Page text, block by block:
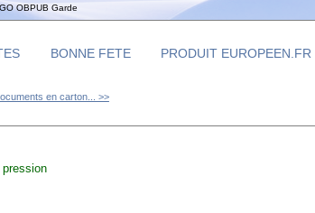
BONNE FETE PRODUIT EUROPEEN.FR
en carton... >>